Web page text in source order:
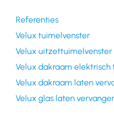
Referenties
Velux tuimelvenster
Velux uitzettuimelvenster
Velux dakraam elektrisch
Velux dakraam laten
Velux glas laten